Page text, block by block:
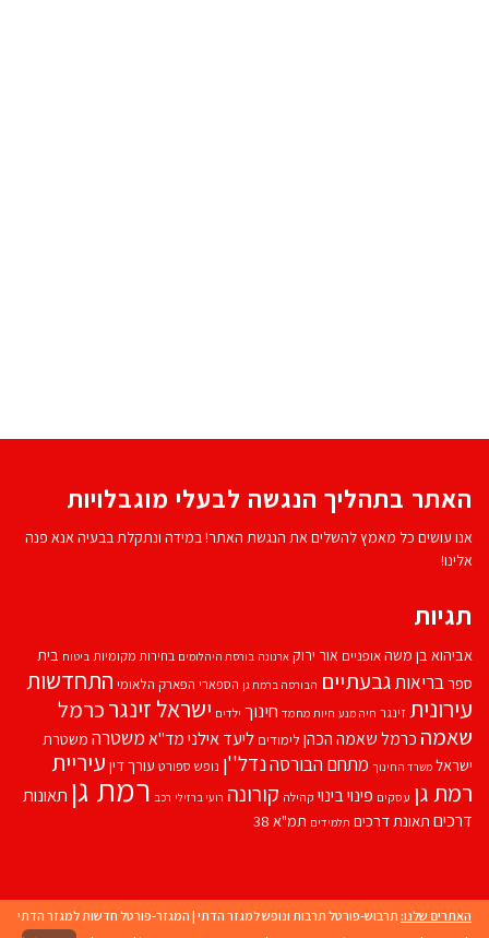
האתר בתהליך הנגשה לבעלי מוגבלויות
אנו עושים כל מאמץ להשלים את הנגשת האתר! במידה ונתקלת בבעיה אנא פנה
אלינו!
תגיות
אביהוא בן משהאופניים אור ירוק ארנונה בורסת היהלומים בחירות מקומיות ביטוח בית
ספרבריאותגבעתיים הבורסה ברמת גן הספארי הפארק הלאומי התחדשות
עירוניתזינגר חיה מנע חיות מחמד חינוך ילדים ישראל זינגרכרמל
שאמה כרמל שאמה הכהן לימודים ליעד אילנימד''אמשטרה משטרת
ישראל משרד החינוך מתחם הבורסהנדל''ן נופש ספורט עורך דין עיריית
רמת גן עסקים פינוי בינוי קהילה קורונה רועי ברזילי רכב רמת גן תאונות
דרכים תאונת דרכים תלמידים תמ"א 38
האתרים שלנו: תרבוש-פורטל תרבות ונופש למגזר הדתי | המגזר-פורטל חדשות למגזר הדתי